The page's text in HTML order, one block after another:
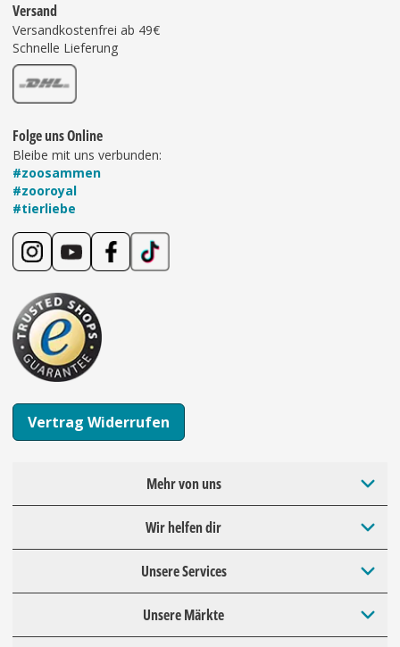
Versand
Versandkostenfrei ab 49€
Schnelle Lieferung
Folge uns Online
Bleibe mit uns verbunden:
#zoosammen
#zooroyal
#tierliebe
Vertrag Widerrufen
Mehr von uns
Wir helfen dir
Unsere Services
Unsere Märkte